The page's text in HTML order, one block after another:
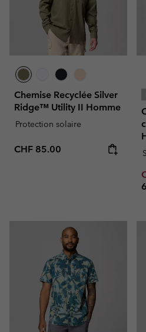
Chemise Recyclée Silver
Ridge™ Utility II Homme
Protection solaire
Regular price:
CHF 85.00